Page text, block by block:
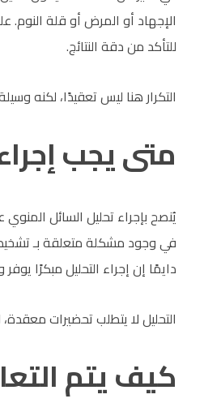
الإجهاد أو المرض أو قلة النوم.
للتأكد من دقة النتائج.
التكرار هنا ليس تعقيدًا، لكنه
متى يجب
يُنصح بإجراء تحليل السائل
في وجود مشكلة متعلقة بـ
دايمًا إن إجراء التحليل مبكرًا
التحليل لا يتطلب تحضيرات
كيف يتم